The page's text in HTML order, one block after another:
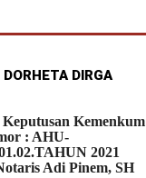
DIRGA
Kemenkum
: AHU-
2021
Adi Pinem, SH